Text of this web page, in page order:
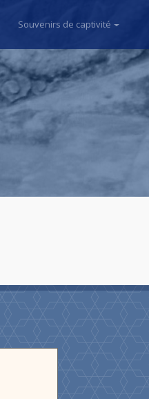
Souvenirs de captivité